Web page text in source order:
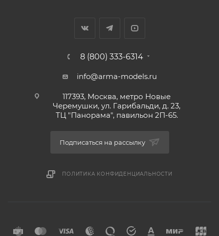
8 (800) 333-6314
info@arma-models.ru
117393, Москва, метро Новые
Черемушки, ул. Гарибальди, д. 23,
ТЦ "Панорама", павильон 2П-65.
Подписаться на рассылку
ПОЛИТИКА КОНФИДЕНЦИАЛЬНОСТИ